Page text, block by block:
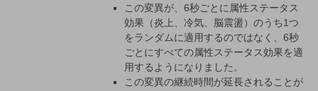
この変異が、6秒ごとに属性ステータス
効果（炎上、冷気、脳震盪）のうち1つ
をランダムに適用するのではなく、6秒
ごとにすべての属性ステータス効果を適
用するようになりました。
この変異の継続時間が延長されることが